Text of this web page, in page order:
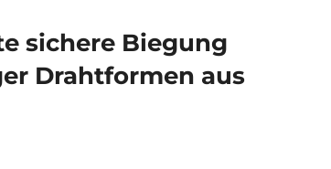
sichere Biegung
Drahtformen aus